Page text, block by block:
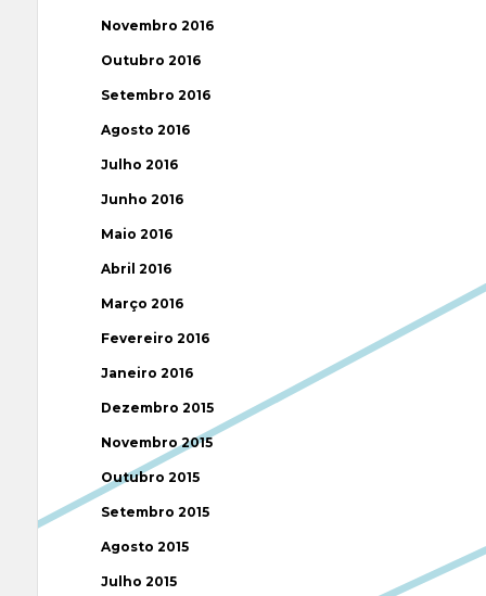
Novembro 2016
Outubro 2016
Setembro 2016
Agosto 2016
Julho 2016
Junho 2016
Maio 2016
Abril 2016
Março 2016
Fevereiro 2016
Janeiro 2016
Dezembro 2015
Novembro 2015
Outubro 2015
Setembro 2015
Agosto 2015
Julho 2015